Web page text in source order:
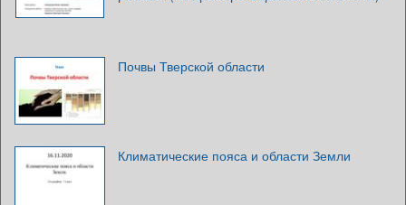
Почвы Тверской области
Климатические пояса и области Земли